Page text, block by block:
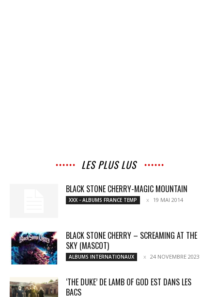
LES PLUS LUS
BLACK STONE CHERRY-MAGIC MOUNTAIN
XXX - ALBUMS FRANCE TEMP 19 MAI 2014
BLACK STONE CHERRY – SCREAMING AT THE
SKY (MASCOT)
ALBUMS INTERNATIONAUX 24 NOVEMBRE 2023
‘THE DUKE’ DE LAMB OF GOD EST DANS LES
BACS